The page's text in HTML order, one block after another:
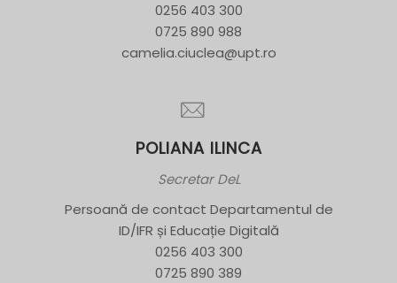
0256 403 300
0725 890 988
camelia.ciuclea@upt.ro
POLIANA ILINCA
Secretar DeL
Persoană de contact Departamentul de
ID/IFR și Educație Digitală
0256 403 300
0725 890 389